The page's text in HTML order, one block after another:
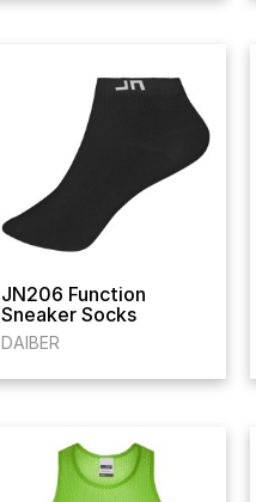
JN206 Function
Sneaker Socks
DAIBER